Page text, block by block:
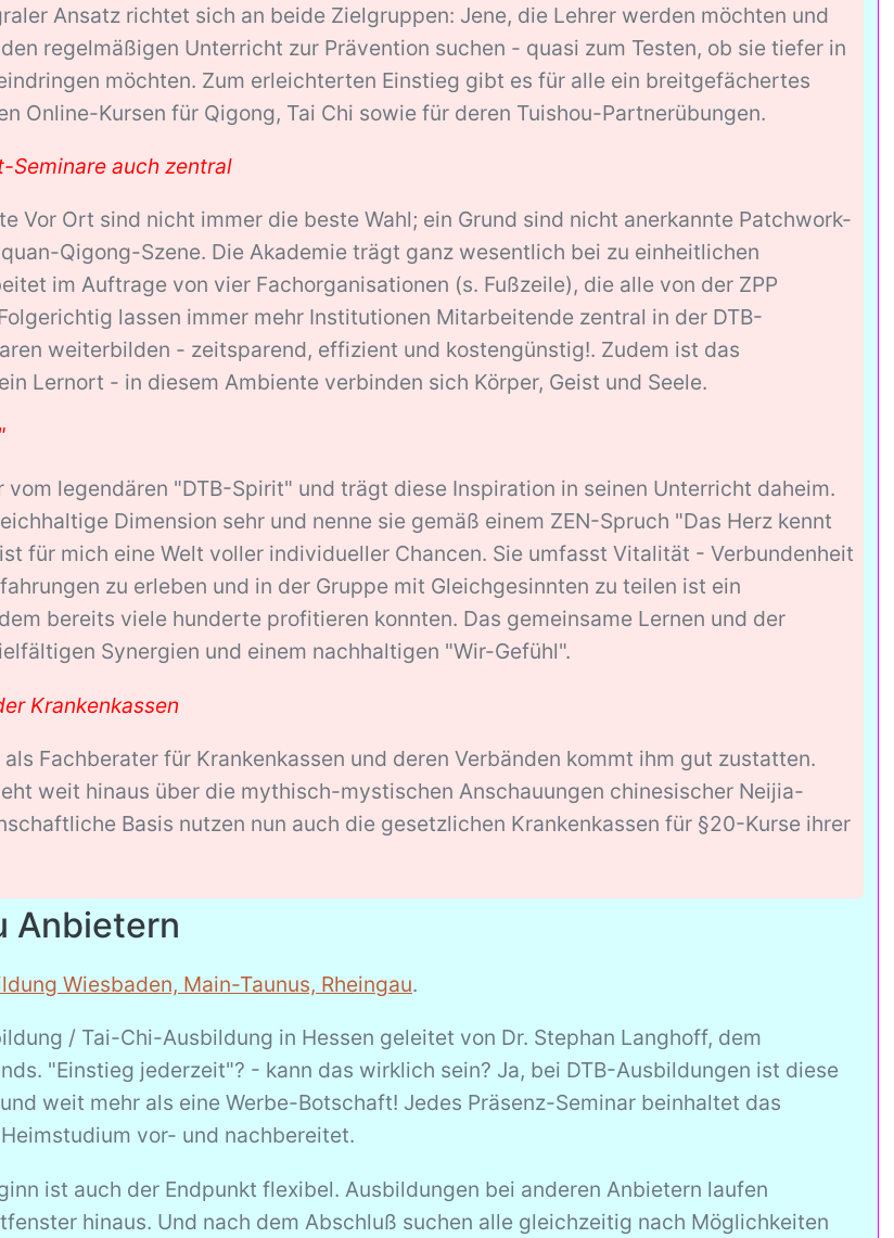
Ansatz richtet sich an beide Zielgruppen: Jene, die Lehrer werden möchten und
regelmäßigen Unterricht zur Prävention suchen - quasi zum Testen, ob sie tiefer in
möchten. Zum erleichterten Einstieg gibt es für alle ein breitgefächertes
Online-Kursen für Qigong, Tai Chi sowie für deren Tuishou-Partnerübungen.
Seminare auch zentral
Vor Ort sind nicht immer die beste Wahl; ein Grund sind nicht anerkannte Patchwork-
Qigong-Szene. Die Akademie trägt ganz wesentlich bei zu einheitlichen
im Auftrage von vier Fachorganisationen (s. Fußzeile), die alle von der ZPP
lassen immer mehr Institutionen Mitarbeitende zentral in der DTB-
weiterbilden - zeitsparend, effizient und kostengünstig!. Zudem ist das
Lernort - in diesem Ambiente verbinden sich Körper, Geist und Seele.
legendären "DTB-Spirit" und trägt diese Inspiration in seinen Unterricht daheim.
Dimension sehr und nenne sie gemäß einem ZEN-Spruch "Das Herz kennt
für mich eine Welt voller individueller Chancen. Sie umfasst Vitalität - Verbundenheit
zu erleben und in der Gruppe mit Gleichgesinnten zu teilen ist ein
bereits viele hunderte profitieren konnten. Das gemeinsame Lernen und der
Synergien und einem nachhaltigen "Wir-Gefühl".
Krankenkassen
Fachberater für Krankenkassen und deren Verbänden kommt ihm gut zustatten.
weit hinaus über die mythisch-mystischen Anschauungen chinesischer Neijia-
Basis nutzen nun auch die gesetzlichen Krankenkassen für §20-Kurse ihrer
Anbietern
Wiesbaden, Main-Taunus, Rheingau.
/ Tai-Chi-Ausbildung in Hessen geleitet von Dr. Stephan Langhoff, dem
"Einstieg jederzeit"? - kann das wirklich sein? Ja, bei DTB-Ausbildungen ist diese
weit mehr als eine Werbe-Botschaft! Jedes Präsenz-Seminar beinhaltet das
vor- und nachbereitet.
ist auch der Endpunkt flexibel. Ausbildungen bei anderen Anbietern laufen
hinaus. Und nach dem Abschluß suchen alle gleichzeitig nach Möglichkeiten